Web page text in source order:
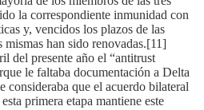
la correspondiente inmunidad con
y, vencidos los plazos de las
mismas han sido renovadas.[11]
del presente año el “antitrust
le faltaba documentación a Delta
consideraba que el acuerdo bilateral
primera etapa mantiene este